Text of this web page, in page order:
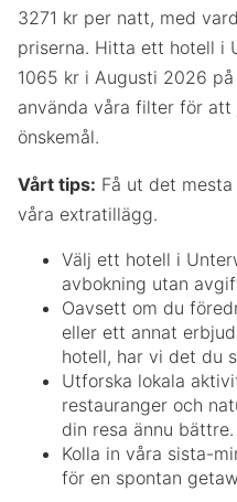
3271 kr per natt, med
priserna. Hitta ett hotell i
1065 kr i Augusti 2026
använda våra filter för
önskemål.
Vårt tips: Få ut det
våra extratillägg.
Välj ett hotell i
avbokning utan
Oavsett om du
eller ett annat
hotell, har vi det du
Utforska lokala
restauranger och
din resa ännu bättre.
Kolla in våra sista-
för en spontan